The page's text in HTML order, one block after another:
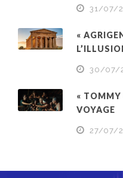
31/07/
«
30/07/
« TOMMY
VOYAGE
27/07/